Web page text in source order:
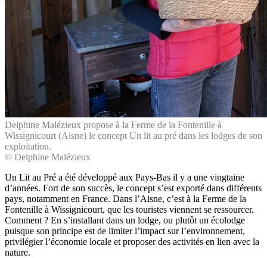
Delphine Malézieux propose à la Ferme de la Fontenille à
Wissignicourt (Aisne) le concept Un lit au pré dans les lodges de son
exploitation.
© Delphine Malézieux
Un Lit au Pré a été développé aux Pays-Bas il y a une vingtaine
d’années. Fort de son succès, le concept s’est exporté dans différents
pays, notamment en France. Dans l’Aisne, c’est à la Ferme de la
Fontenille à Wissignicourt, que les touristes viennent se ressourcer.
Comment ? En s’installant dans un lodge, ou plutôt un écolodge
puisque son principe est de limiter l’impact sur l’environnement,
privilégier l’économie locale et proposer des activités en lien avec la
nature.